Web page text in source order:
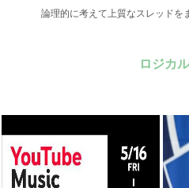
論理的に考えて上質なスレッドを
ロジカ